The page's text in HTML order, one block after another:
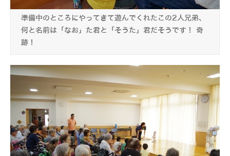
準備中のところにやってきて遊んでくれたこの2人兄弟、
何と名前は「なお」た君と「そうた」君だそうです！ 奇
跡！